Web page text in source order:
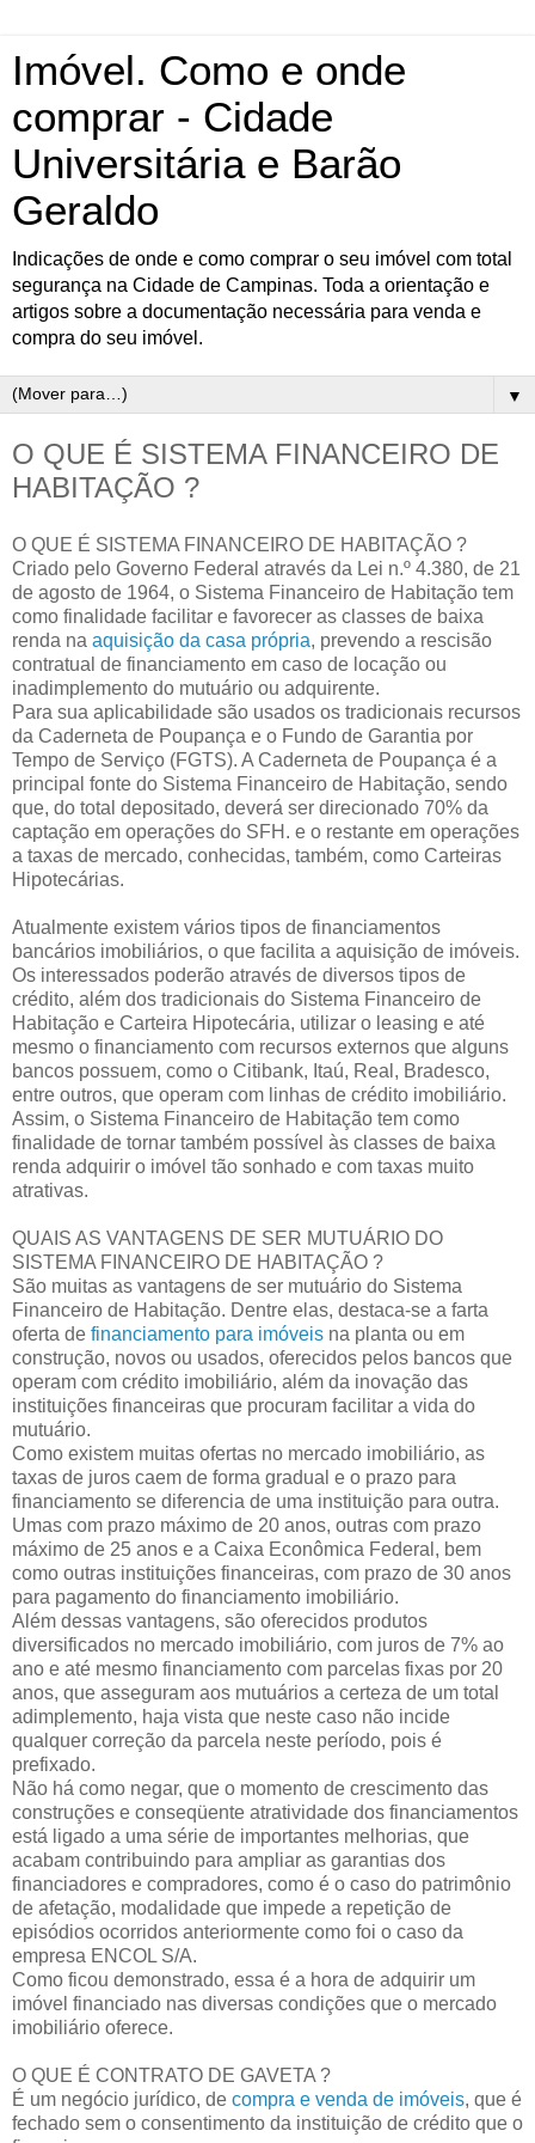
Imóvel. Como e onde
comprar - Cidade
Universitária e Barão
Geraldo
Indicações de onde e como comprar o seu imóvel com total
segurança na Cidade de Campinas. Toda a orientação e
artigos sobre a documentação necessária para venda e
compra do seu imóvel.
▼
O QUE É SISTEMA FINANCEIRO DE
HABITAÇÃO ?
O QUE É SISTEMA FINANCEIRO DE HABITAÇÃO ?
Criado pelo Governo Federal através da Lei n.º 4.380, de 21
de agosto de 1964, o Sistema Financeiro de Habitação tem
como finalidade facilitar e favorecer as classes de baixa
renda na aquisição da casa própria, prevendo a rescisão
contratual de financiamento em caso de locação ou
inadimplemento do mutuário ou adquirente.
Para sua aplicabilidade são usados os tradicionais recursos
da Caderneta de Poupança e o Fundo de Garantia por
Tempo de Serviço (FGTS). A Caderneta de Poupança é a
principal fonte do Sistema Financeiro de Habitação, sendo
que, do total depositado, deverá ser direcionado 70% da
captação em operações do SFH. e o restante em operações
a taxas de mercado, conhecidas, também, como Carteiras
Hipotecárias.
Atualmente existem vários tipos de financiamentos
bancários imobiliários, o que facilita a aquisição de imóveis.
Os interessados poderão através de diversos tipos de
crédito, além dos tradicionais do Sistema Financeiro de
Habitação e Carteira Hipotecária, utilizar o leasing e até
mesmo o financiamento com recursos externos que alguns
bancos possuem, como o Citibank, Itaú, Real, Bradesco,
entre outros, que operam com linhas de crédito imobiliário.
Assim, o Sistema Financeiro de Habitação tem como
finalidade de tornar também possível às classes de baixa
renda adquirir o imóvel tão sonhado e com taxas muito
atrativas.
QUAIS AS VANTAGENS DE SER MUTUÁRIO DO
SISTEMA FINANCEIRO DE HABITAÇÃO ?
São muitas as vantagens de ser mutuário do Sistema
Financeiro de Habitação. Dentre elas, destaca-se a farta
oferta de financiamento para imóveis na planta ou em
construção, novos ou usados, oferecidos pelos bancos que
operam com crédito imobiliário, além da inovação das
instituições financeiras que procuram facilitar a vida do
mutuário.
Como existem muitas ofertas no mercado imobiliário, as
taxas de juros caem de forma gradual e o prazo para
financiamento se diferencia de uma instituição para outra.
Umas com prazo máximo de 20 anos, outras com prazo
máximo de 25 anos e a Caixa Econômica Federal, bem
como outras instituições financeiras, com prazo de 30 anos
para pagamento do financiamento imobiliário.
Além dessas vantagens, são oferecidos produtos
diversificados no mercado imobiliário, com juros de 7% ao
ano e até mesmo financiamento com parcelas fixas por 20
anos, que asseguram aos mutuários a certeza de um total
adimplemento, haja vista que neste caso não incide
qualquer correção da parcela neste período, pois é
prefixado.
Não há como negar, que o momento de crescimento das
construções e conseqüente atratividade dos financiamentos
está ligado a uma série de importantes melhorias, que
acabam contribuindo para ampliar as garantias dos
financiadores e compradores, como é o caso do patrimônio
de afetação, modalidade que impede a repetição de
episódios ocorridos anteriormente como foi o caso da
empresa ENCOL S/A.
Como ficou demonstrado, essa é a hora de adquirir um
imóvel financiado nas diversas condições que o mercado
imobiliário oferece.
O QUE É CONTRATO DE GAVETA ?
É um negócio jurídico, de compra e venda de imóveis, que é
fechado sem o consentimento da instituição de crédito que o